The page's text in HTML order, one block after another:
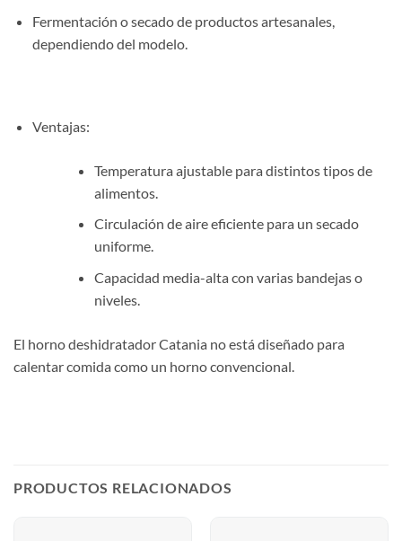
Fermentación o secado de productos artesanales,
dependiendo del modelo.
Ventajas:
Temperatura ajustable para distintos tipos de
alimentos.
Circulación de aire eficiente para un secado
uniforme.
Capacidad media-alta con varias bandejas o
niveles.
El horno deshidratador Catania no está diseñado para
calentar comida como un horno convencional.
PRODUCTOS RELACIONADOS